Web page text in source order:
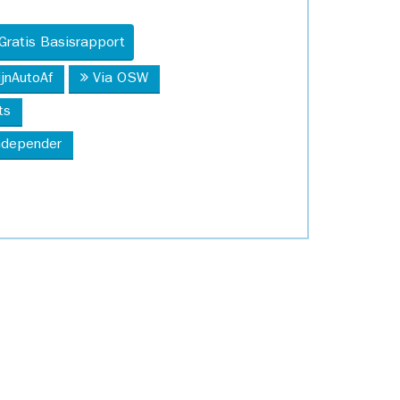
Basisrapport
Via OSW